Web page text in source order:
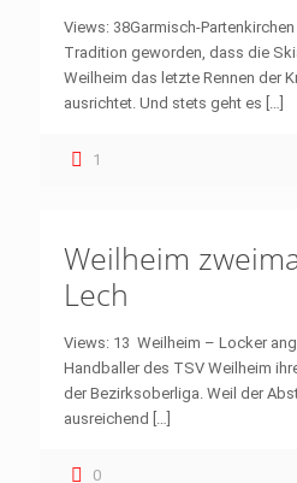
Views: 38Garmisch-
Tradition geworden, dass die
Weilheim das letzte Rennen der
ausrichtet. Und stets geht es […]
1
Weilheim
Lech
Views: 13 Weilheim – Locker
Handballer des TSV Weilheim
der Bezirksoberliga. Weil der
ausreichend […]
0